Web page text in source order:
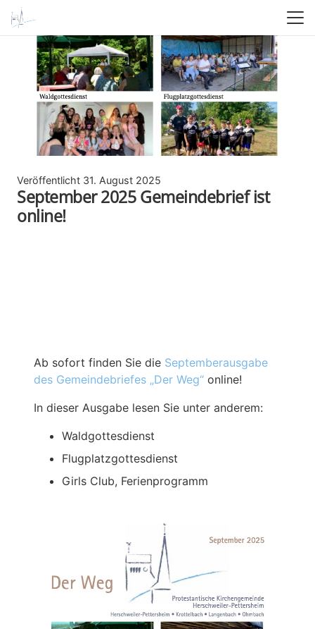
Veröffentlicht 31. August 2025
September 2025 Gemeindebrief ist
online!
Ab sofort finden Sie die Septemberausgabe
des Gemeindebriefes „Der Weg“ online!
In dieser Ausgabe lesen Sie unter anderem:
Waldgottesdienst
Flugplatzgottesdienst
Girls Club, Ferienprogramm